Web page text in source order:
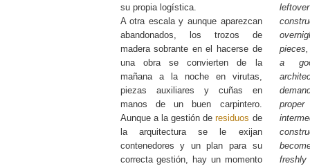
su propia logística.
A otra escala y aunque aparezcan
abandonados, los trozos de
madera sobrante en el hacerse de
una obra se convierten de la
mañana a la noche en virutas,
piezas auxiliares y cuñas en
manos de un buen carpintero.
Aunque a la gestión deresiduos de
la arquitectura se le exijan
contenedores y un plan para su
correcta gestión, hay un momento
a